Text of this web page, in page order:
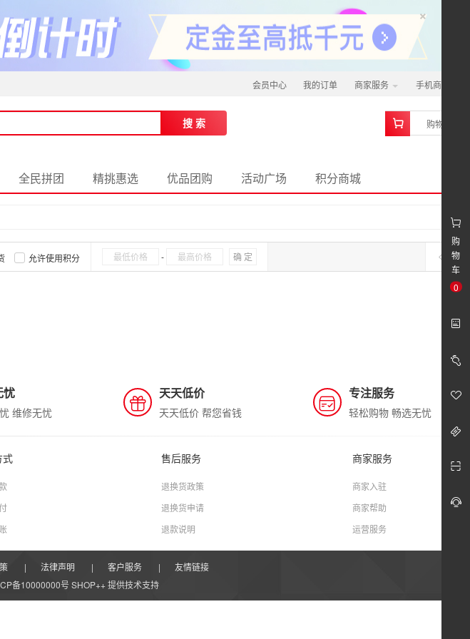
×
会员中心 我的订单 商家服务 手机商城
搜 索 购物车
全民拼团 精挑惠选 优品团购 活动广场 积分商城
购
物
车
0
允许使用积分 - 确 定
忧
维修无忧
天天低价
天天低价 帮您省钱
专注服务
轻松购物 畅选无忧
式 售后服务
退换货政策
退换货申请
退款说明
商家服务
商家入驻
商家帮助
运营服务
| 法律声明 | 客户服务 |
友情链接
备10000000号 SHOP++提供技术支持